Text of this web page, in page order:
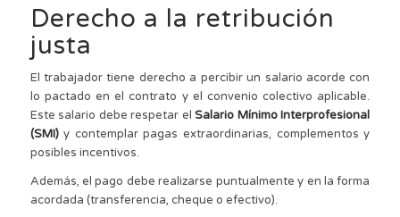
Derecho a la retribución
justa
El trabajador tiene derecho a percibir un salario acorde con
lo pactado en el contrato y el convenio colectivo aplicable.
Este salario debe respetar elSalario Mínimo Interprofesional
(SMI)y contemplar pagas extraordinarias, complementos y
posibles incentivos.
Además, el pago debe realizarse puntualmente y en la forma
acordada (transferencia, cheque o efectivo).